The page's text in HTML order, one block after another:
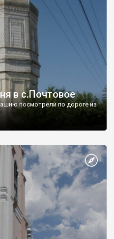
в с.Почтовое
посмотрели по дороге из